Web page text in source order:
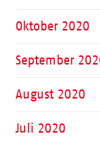
Oktober 2020
September
August 2020
Juli 2020